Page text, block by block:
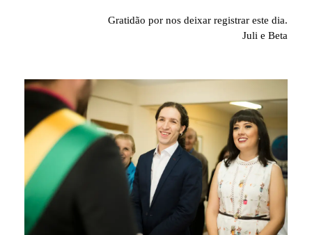
Gratidão por nos deixar registrar este dia.
Juli e Beta